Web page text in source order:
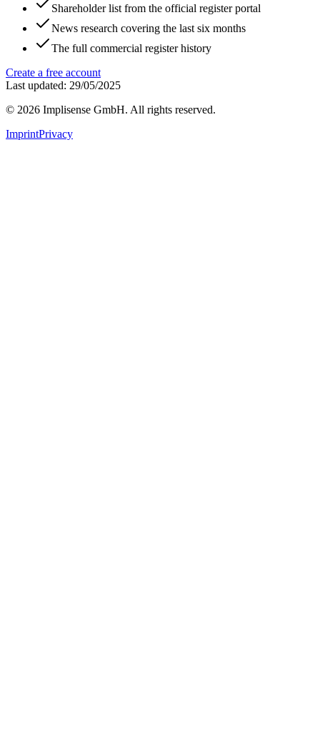
Shareholder list from the official register portal
News research covering the last six months
The full commercial register history
Create a free account
Last updated: 29/05/2025
© 2026 Implisense GmbH. All rights reserved.
ImprintPrivacy